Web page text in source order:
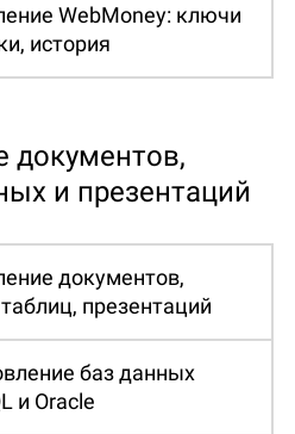
WebMoney: ключи
история
документов,
и презентаций
документов,
презентаций
баз данных
и Oracle